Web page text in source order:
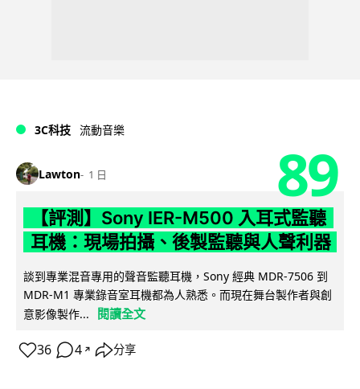
3C科技 流動音樂
Lawton 1 日 89
【評測】Sony IER-M500 入耳式監聽
耳機：現場拍攝、後製監聽與人聲利器
談到專業混音專用的聲音監聽耳機，Sony 經典 MDR-7506 到
MDR-M1 專業錄音室耳機都為人熟悉。而現在舞台製作者與創
意影像製作...
閱讀全文
36 4 ↗ 分享